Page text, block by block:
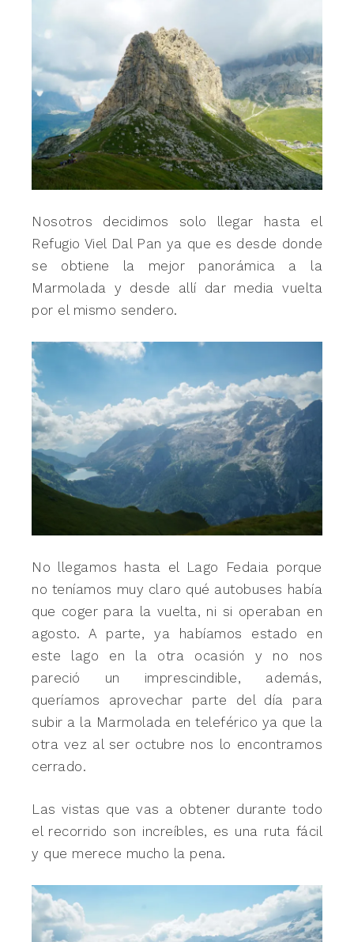
Nosotros decidimos solo llegar hasta el
Refugio Viel Dal Pan ya que es desde donde
se obtiene la mejor panorámica a la
Marmolada y desde allí dar media vuelta
por el mismo sendero.
No llegamos hasta el Lago Fedaia porque
no teníamos muy claro qué autobuses había
que coger para la vuelta, ni si operaban en
agosto. A parte, ya habíamos estado en
este lago en la otra ocasión y no nos
pareció un imprescindible, además,
queríamos aprovechar parte del día para
subir a la Marmolada en teleférico ya que la
otra vez al ser octubre nos lo encontramos
cerrado.
Las vistas que vas a obtener durante todo
el recorrido son increíbles, es una ruta fácil
y que merece mucho la pena.